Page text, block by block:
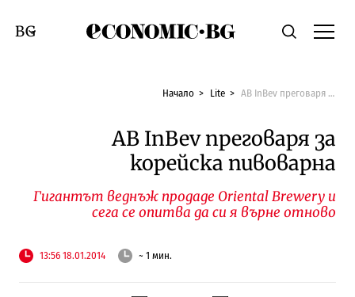
Economic.bgТърсене
Смяна на език
Начало Lite AB InBev преговаря за корейска пивоварна
AB InBev преговаря за
корейска пивоварна
Гигантът веднъж продаде Oriental Brewery и
сега се опитва да си я върне отново
13:56 18.01.2014 ~ 1 мин.